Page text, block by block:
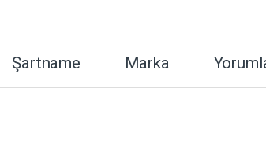
Şartname Marka